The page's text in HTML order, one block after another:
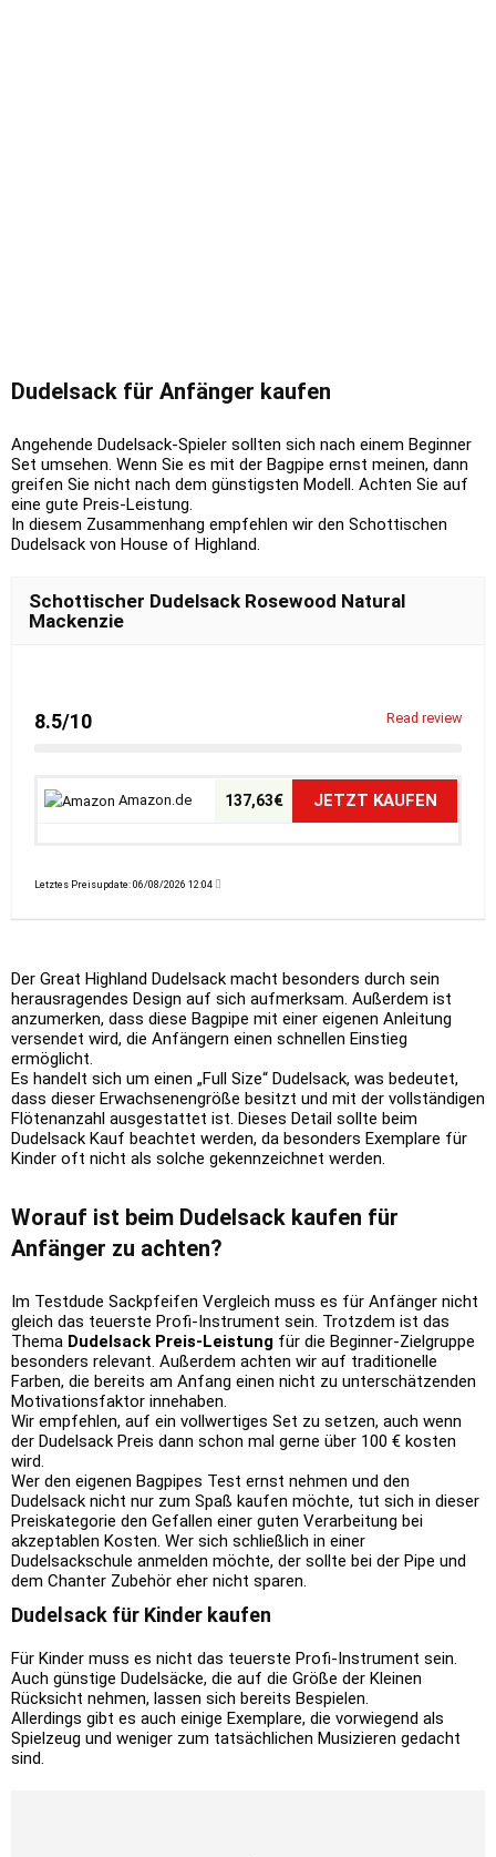
Dudelsack für Anfänger kaufen
Angehende Dudelsack-Spieler sollten sich nach einem Beginner
Set umsehen. Wenn Sie es mit der Bagpipe ernst meinen, dann
greifen Sie nicht nach dem günstigsten Modell. Achten Sie auf
eine gute Preis-Leistung.
In diesem Zusammenhang empfehlen wir den Schottischen
Dudelsack von House of Highland.
Schottischer Dudelsack Rosewood Natural
Mackenzie
8.5/10 Read review
Amazon.de 137,63€ JETZT KAUFEN
Letztes Preisupdate: 06/08/2026 12:04
Der Great Highland Dudelsack macht besonders durch sein
herausragendes Design auf sich aufmerksam. Außerdem ist
anzumerken, dass diese Bagpipe mit einer eigenen Anleitung
versendet wird, die Anfängern einen schnellen Einstieg
ermöglicht.
Es handelt sich um einen „Full Size“ Dudelsack, was bedeutet,
dass dieser Erwachsenengröße besitzt und mit der vollständigen
Flötenanzahl ausgestattet ist. Dieses Detail sollte beim
Dudelsack Kauf beachtet werden, da besonders Exemplare für
Kinder oft nicht als solche gekennzeichnet werden.
Worauf ist beim Dudelsack kaufen für
Anfänger zu achten?
Im Testdude Sackpfeifen Vergleich muss es für Anfänger nicht
gleich das teuerste Profi-Instrument sein. Trotzdem ist das
Thema Dudelsack Preis-Leistung für die Beginner-Zielgruppe
besonders relevant. Außerdem achten wir auf traditionelle
Farben, die bereits am Anfang einen nicht zu unterschätzenden
Motivationsfaktor innehaben.
Wir empfehlen, auf ein vollwertiges Set zu setzen, auch wenn
der Dudelsack Preis dann schon mal gerne über 100 € kosten
wird.
Wer den eigenen Bagpipes Test ernst nehmen und den
Dudelsack nicht nur zum Spaß kaufen möchte, tut sich in dieser
Preiskategorie den Gefallen einer guten Verarbeitung bei
akzeptablen Kosten. Wer sich schließlich in einer
Dudelsackschule anmelden möchte, der sollte bei der Pipe und
dem Chanter Zubehör eher nicht sparen.
Dudelsack für Kinder kaufen
Für Kinder muss es nicht das teuerste Profi-Instrument sein.
Auch günstige Dudelsäcke, die auf die Größe der Kleinen
Rücksicht nehmen, lassen sich bereits Bespielen.
Allerdings gibt es auch einige Exemplare, die vorwiegend als
Spielzeug und weniger zum tatsächlichen Musizieren gedacht
sind.